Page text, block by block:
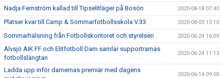
Nadja Fernström kallad till Tipselitläger på Bosön 2020-08-18 07:40
Platser kvar till Camp & Sommarfotbollsskola V.33 2020-08-03 13:10
Sommarhälsning från Fotbollskontoret och styrelsen 2020-06-24 16:09
Älvsjö AIK FF och Elitfotboll Dam samlar supportrarnas
fotbollslängtan
2020-06-24 11:13
Ladda upp inför damernas premiär med dagens
2020-06-14 09:00